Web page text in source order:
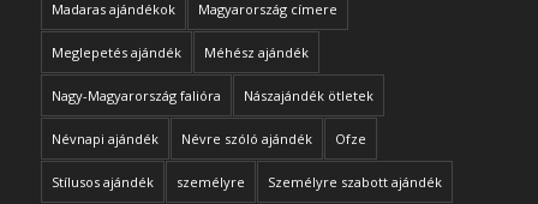
Madaras ajándékok Magyarország címere
Meglepetés ajándék Méhész ajándék
Nagy-Magyarország falióra Nászajándék ötletek
Névnapi ajándék Névre szóló ajándék Ofze
Stílusos ajándék személyre Személyre szabott ajándék